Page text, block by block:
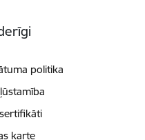
politika
karte